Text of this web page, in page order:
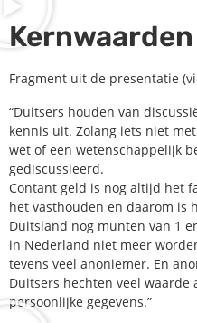
Kernwaarden
Fragment uit de presentatie
“Duitsers houden van
kennis uit. Zolang iets niet
wet of een wetenschappelijk
gediscussieerd.
Contant geld is nog altijd het
het vasthouden en daarom is
Duitsland nog munten van 1
in Nederland niet meer
tevens veel anoniemer. En
Duitsers hechten veel waarde
persoonlijke gegevens.”